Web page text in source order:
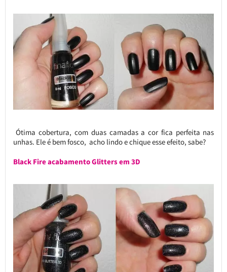
Ótima cobertura, com duas camadas a cor fica perfeita nas
unhas. Ele é bem fosco, acho lindo e chique esse efeito, sabe?
Black Fire acabamento Glitters em 3D